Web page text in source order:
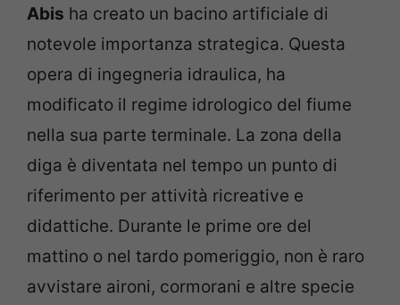
Abis ha creato un bacino artificiale di
notevole importanza strategica. Questa
opera di ingegneria idraulica, ha
modificato il regime idrologico del fiume
nella sua parte terminale. La zona della
diga è diventata nel tempo un punto di
riferimento per attività ricreative e
didattiche. Durante le prime ore del
mattino o nel tardo pomeriggio, non è raro
avvistare aironi, cormorani e altre specie